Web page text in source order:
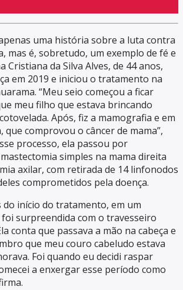
uma história sobre a luta contra
mas é, sobretudo, um exemplo de fé e
Cristiana da Silva Alves, de 44 anos,
em 2019 e iniciou o tratamento na
“Meu seio começou a ficar
meu filho que estava brincando
Após, fiz a mamografia e em
que comprovou o câncer de mama”,
processo, ela passou por
simples na mama direita
axilar, com retirada de 14 linfonodos
comprometidos pela doença.
do início do tratamento, em um
surpreendida com o travesseiro
conta que passava a mão na cabeça e
que meu couro cabeludo estava
Foi quando eu decidi raspar
a enxergar esse período como